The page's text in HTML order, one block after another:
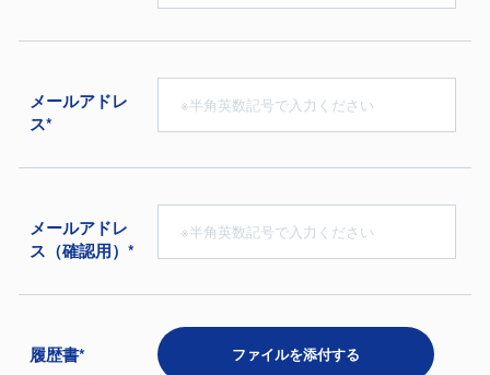
メールアドレ
ス*
メールアドレ
ス（確認用）*
履歴書* ファイルを添付する